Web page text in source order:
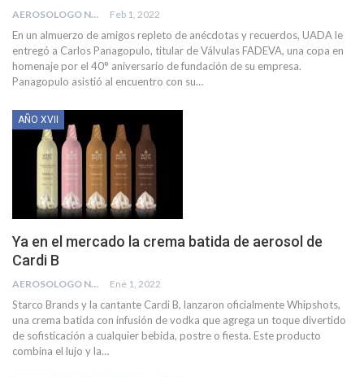
AEROSOLOGO NEWS Feb 1, 2022
En un almuerzo de amigos repleto de anécdotas y recuerdos, UADA le
entregó a Carlos Panagopulo, titular de Válvulas FADEVA, una copa en
homenaje por el 40° aniversario de fundación de su empresa.
Panagopulo asistió al encuentro con su…
AÑO XVII
Ya en el mercado la crema batida de aerosol de
Cardi B
AEROSOLOGO NEWS Ene 1, 2022
Starco Brands y la cantante Cardi B, lanzaron oficialmente Whipshots,
una crema batida con infusión de vodka que agrega un toque divertido
de sofisticación a cualquier bebida, postre o fiesta. Este producto
combina el lujo y la…